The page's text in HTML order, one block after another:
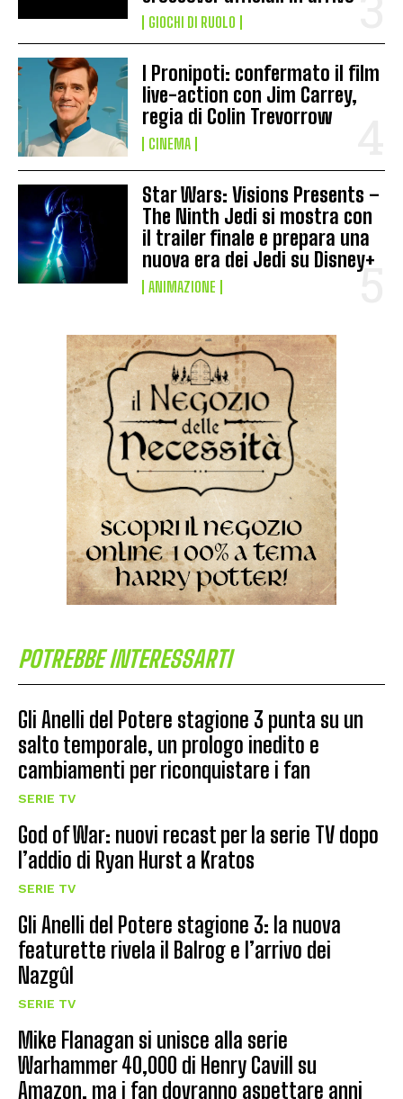
GIOCHI DI RUOLO
I Pronipoti: confermato il film
live-action con Jim Carrey,
regia di Colin Trevorrow
CINEMA
Star Wars: Visions Presents –
The Ninth Jedi si mostra con
il trailer finale e prepara una
nuova era dei Jedi su Disney+
ANIMAZIONE
POTREBBE INTERESSARTI
Gli Anelli del Potere stagione 3 punta su un
salto temporale, un prologo inedito e
cambiamenti per riconquistare i fan
SERIE TV
God of War: nuovi recast per la serie TV dopo
l’addio di Ryan Hurst a Kratos
SERIE TV
Gli Anelli del Potere stagione 3: la nuova
featurette rivela il Balrog e l’arrivo dei
Nazgûl
SERIE TV
Mike Flanagan si unisce alla serie
Warhammer 40,000 di Henry Cavill su
Amazon, ma i fan dovranno aspettare anni